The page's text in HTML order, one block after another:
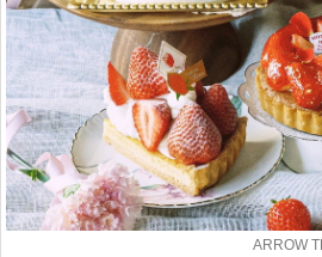
ARROW